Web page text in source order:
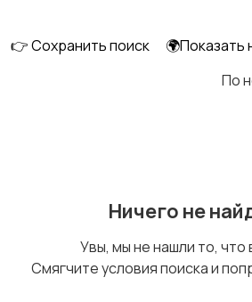
стабилизаторы
👉 Сохранить поиск
🌍Показать
По
Ничего не
Увы, мы не нашли то, что
Смягчите условия поиска и